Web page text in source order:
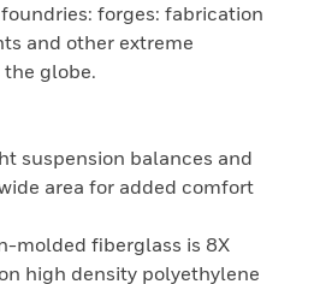
forges: fabrication
and other extreme
globe.
suspension balances and
area for added comfort
molded fiberglass is 8X
high density polyethylene